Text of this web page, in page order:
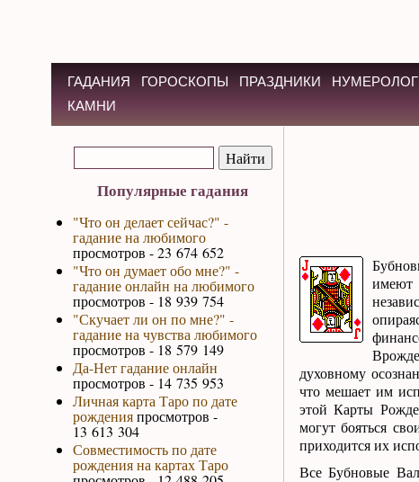
ГАДАНИЯ ГОРОСКОПЫ ПРАЗДНИКИ
КАМНИ
Популярные гадания
"Что он делает сейчас?" -
гадание на любимого
просмотров - 23 674 652
"Что он думает обо мне?" -
гадание онлайн на любимого
просмотров - 18 939 754
"Скучает ли он по мне?" -
гадание на чувства любимого
просмотров - 18 579 149
Да-Нет гадание онлайн
просмотров - 14 735 953
Личная карта Таро по дате
рожденияпросмотров -
13 613 304
Совместимость по дате
рождения на картах Таро
имеют
духовному
что мешает им
этой Карты
могут бояться
приходится их
Все Бубновые